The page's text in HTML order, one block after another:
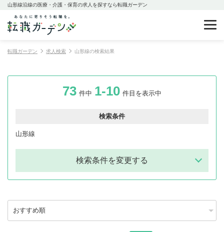
山形線沿線の医療・介護・保育の求人を探すなら転職ガーデン
転職ガーデン 求人検索 山形線の検索結果
73 件中 1-10 件目を表示中
検索条件
山形線
検索条件を変更する